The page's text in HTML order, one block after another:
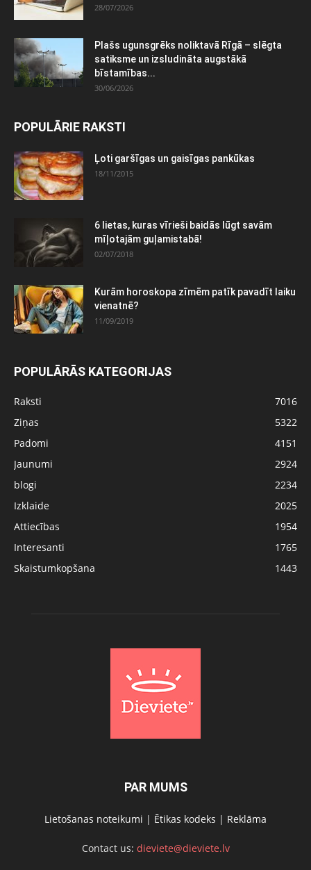
28/07/2026
Plašs ugunsgrēks noliktavā Rīgā – slēgta
satiksme un izsludināta augstākā
bīstamības...
30/06/2026
POPULĀRIE RAKSTI
Ļoti garšīgas un gaisīgas pankūkas
18/11/2015
6 lietas, kuras vīrieši baidās lūgt savām
mīļotajām guļamistabā!
02/07/2018
Kurām horoskopa zīmēm patīk pavadīt laiku
vienatnē?
11/09/2019
POPULĀRĀS KATEGORIJAS
Raksti
7016
Ziņas
5322
Padomi
4151
Jaunumi
2924
blogi
2234
Izklaide
2025
Attiecības
1954
Interesanti
1765
Skaistumkopšana
1443
PAR MUMS
Lietošanas noteikumi | Ētikas kodeks | Reklāma
Contact us: dieviete@dieviete.lv